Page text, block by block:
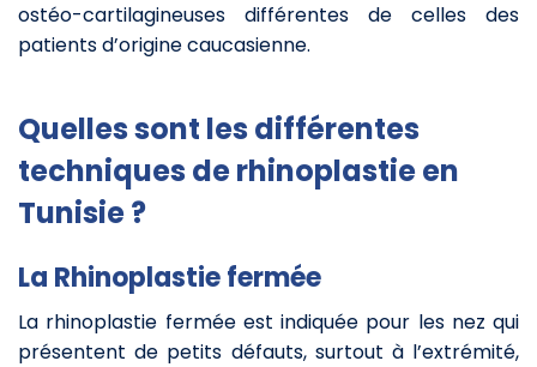
ostéo-cartilagineuses différentes de celles des
patients d’origine caucasienne.
Quelles sont les différentes
techniques de rhinoplastie en
Tunisie ?
La Rhinoplastie fermée
La rhinoplastie fermée est indiquée pour les nez qui
présentent de petits défauts, surtout à l’extrémité,